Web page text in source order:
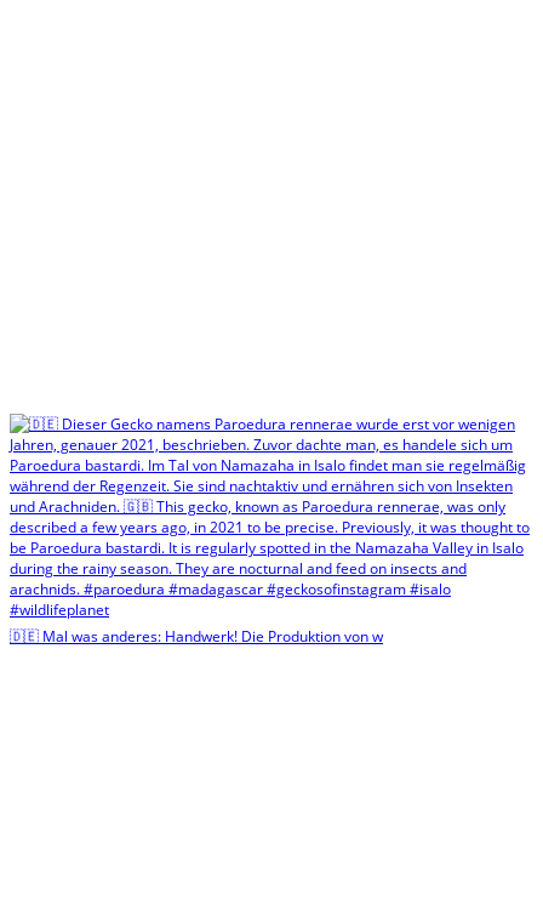
🇩🇪 Mal was anderes: Handwerk! Die Produktion von w